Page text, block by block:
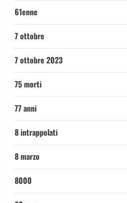
61enne
7 ottobre
7 ottobre 2023
75 morti
77 anni
8 intrappolati
8 marzo
8000